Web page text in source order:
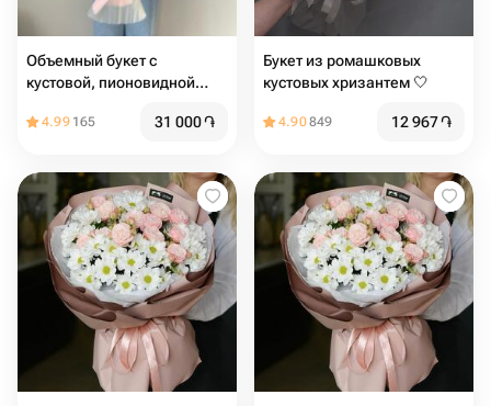
Объемный букет с
кустовой, пионовидной
4.99 165 31 000֏
Букет из ромашковых
кустовых хризантем 🤍
4.90849 12 967֏